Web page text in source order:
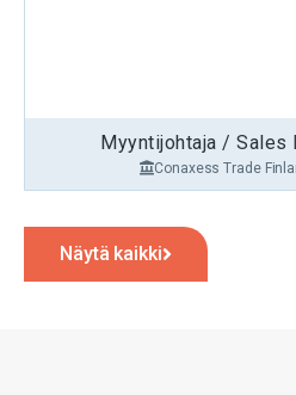
Myyntijohtaja / Sales
Conaxess Trade
Näytä kaikki